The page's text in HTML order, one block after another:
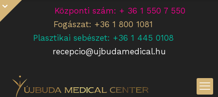
Központi szám: + 36 1 550 7 550
Fogászat: +36 1 800 1081
Plasztikai sebészet: +36 1 445 0108
recepcio@ujbudamedical.hu